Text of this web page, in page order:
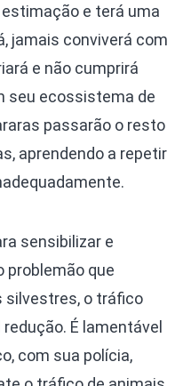
e terá uma
jamais conviverá com
e não cumprirá
seu ecossistema de
passarão o resto
aprendendo a repetir
sensibilizar e
problemão que
silvestres, o tráfico
É lamentável
com sua polícia,